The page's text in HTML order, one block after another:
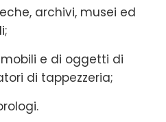
archivi, musei ed
e di oggetti di
di tappezzeria;